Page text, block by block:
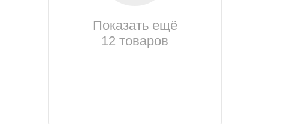
Показать ещё
12 товаров